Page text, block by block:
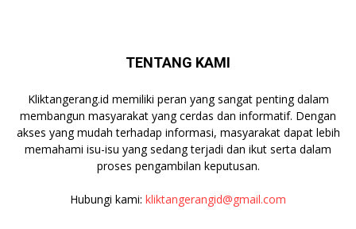
TENTANG KAMI
Kliktangerang.id memiliki peran yang sangat penting dalam
membangun masyarakat yang cerdas dan informatif. Dengan
akses yang mudah terhadap informasi, masyarakat dapat lebih
memahami isu-isu yang sedang terjadi dan ikut serta dalam
proses pengambilan keputusan.
Hubungi kami: kliktangerangid@gmail.com